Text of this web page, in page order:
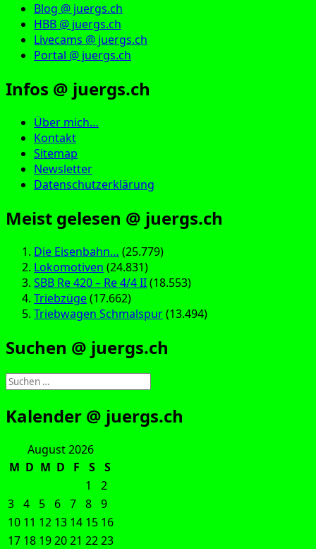
Blog @ juergs.ch
HBB @ juergs.ch
Livecams @ juergs.ch
Portal @ juergs.ch
Infos @ juergs.ch
Über mich…
Kontakt
Sitemap
Newsletter
Datenschutzerklärung
Meist gelesen @ juergs.ch
Die Eisenbahn… (25.779)
Lokomotiven (24.831)
SBB Re 420 – Re 4/4 II(18.553)
Triebzüge(17.662)
Triebwagen Schmalspur(13.494)
Suchen @ juergs.ch
Suchen
nach:
Kalender @ juergs.ch
August 2026
M D M D F S
S
1
2
3 4 5 6 7 8 9
10 11 12 13 14 15 16
17 18 192021 2223